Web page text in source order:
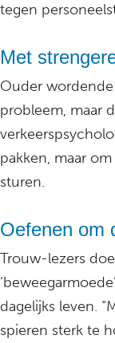
tegen
Met
Ouder
probleem, maar
pakken, maar
sturen.
Oefenen om
Trouw-lezers
dagelijks leven.
spieren sterk te